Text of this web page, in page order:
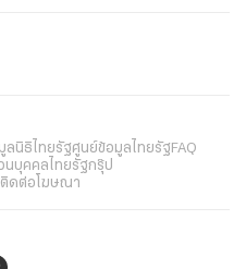
มูลนิธิไทยรัฐศูนย์ข้อมูลไทยรัฐFAQ
นบุคคลไทยรัฐกรุ๊ป
ติดต่อโฆษณา